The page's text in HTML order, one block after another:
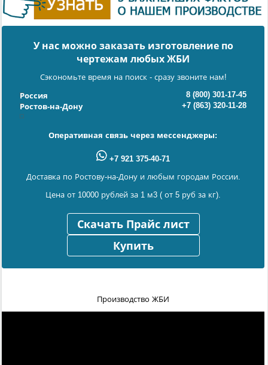
У нас можно заказать изготовление по
чертежам любых ЖБИ
Сэкономьте время на поиск - сразу звоните нам!
Россия
8 (800) 301-17-45
Ростов-на-Дону
+7 (863) 320-11-28
Оперативная связь через мессенджеры:
+7 921 375-40-71
Доставка по Ростову-на-Дону и любым городам России.
Цена от 10000 рублей за 1 м3 ( от 5 руб за кг).
Скачать Прайс лист
Купить
Производство ЖБИ